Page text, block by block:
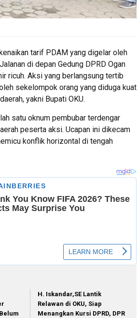
tarif PDAM yang digelar oleh
di depan Gedung DPRD Ogan
ricuh. Aksi yang berlangsung tertib
sekelompok orang yang diduga kuat
yakni Bupati OKU.
satu oknum pembubar terdengar
peserta aksi. Ucapan ini dikecam
konflik horizontal di tengah
H. Iskandar,SE Lantik
Relawan di OKU, Siap
Menangkan Kursi DPRD, DPR